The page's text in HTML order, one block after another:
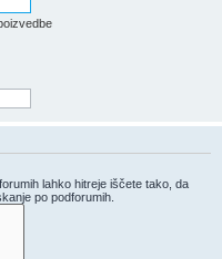
lahko hitreje iščete tako, da
po podforumih.